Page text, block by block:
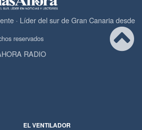
· Líder del sur de Gran Canaria desde
reservados
RADIO
EL VENTILADOR